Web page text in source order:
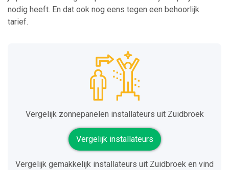
nodig heeft. En dat ook nog eens tegen een behoorlijk
tarief.
Vergelijk zonnepanelen installateurs uit Zuidbroek
Vergelijk installateurs
Vergelijk gemakkelijk installateurs uit Zuidbroek en vind